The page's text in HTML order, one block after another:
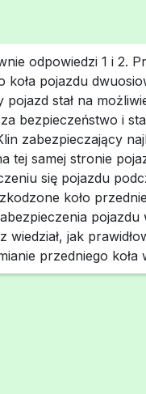
odpowiedzi 1 i 2.
koła pojazdu
pojazd stał na
bezpieczeństwo i
zabezpieczający
tej samej stronie
się pojazdu
koło
pojazdu
wiedział, jak
przedniego koła